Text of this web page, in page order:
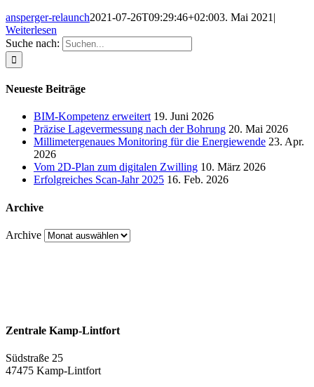
ansperger-relaunch2021-07-26T09:29:46+02:003. Mai 2021 |
Weiterlesen
Suche nach:
Neueste Beiträge
BIM-Kompetenz erweitert 19. Juni 2026
Präzise Lagevermessung nach der Bohrung 20. Mai 2026
Millimetergenaues Monitoring für die Energiewende 23. Apr.
2026
Vom 2D-Plan zum digitalen Zwilling 10. März 2026
Erfolgreiches Scan-Jahr 2025 16. Feb. 2026
Archive
Archive
Zentrale Kamp-Lintfort
Südstraße 25
47475 Kamp-Lintfort